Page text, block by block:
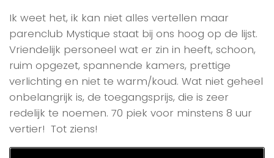
Ik weet het, ik kan niet alles vertellen maar
parenclub Mystique staat bij ons hoog op de lijst.
Vriendelijk personeel wat er zin in heeft, schoon,
ruim opgezet, spannende kamers, prettige
verlichting en niet te warm/koud. Wat niet geheel
onbelangrijk is, de toegangsprijs, die is zeer
redelijk te noemen. 70 piek voor minstens 8 uur
vertier! Tot ziens!